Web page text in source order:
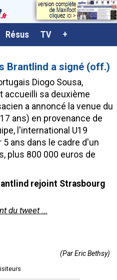
Résus TV +
Brantlind a signé (off.)
Diogo Sousa,
accueilli sa deuxième
a annoncé la venue du
ans) en provenance de
l'international U19
ans dans le cadre d'un
plus 800 000 euros de
rejoint Strasbourg
du tweet ...
(Par Eric Bethsy)